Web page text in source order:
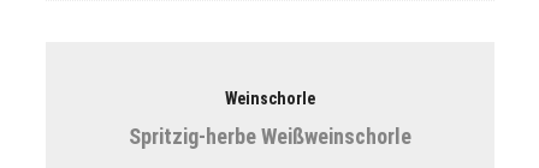
Weinschorle
Spritzig-herbe Weißweinschorle